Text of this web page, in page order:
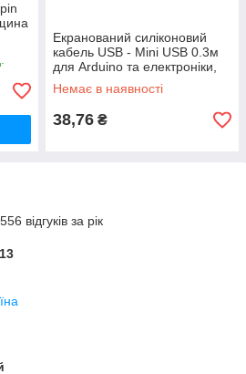
Екранований силіконовий
кабель USB - Mini USB 0.3м
для Arduino та електроніки,
товщина 5мм
Немає в наявності
38,76 ₴
відгуків за рік